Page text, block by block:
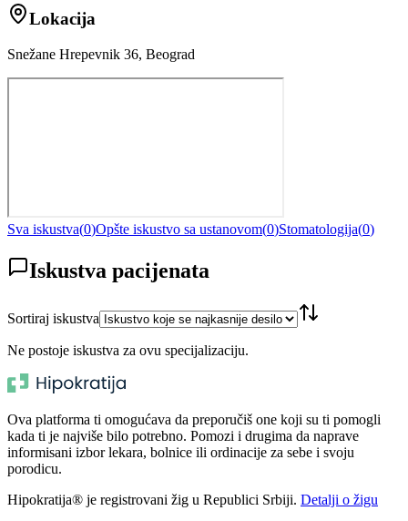
Lokacija
Snežane Hrepevnik 36, Beograd
Sva iskustva(0)Opšte iskustvo sa ustanovom(0)Stomatologija(0)
Iskustva pacijenata
Sortiraj iskustva
Ne postoje iskustva za ovu specijalizaciju.
Ova platforma ti omogućava da preporučiš one koji su ti pomogli
kada ti je najviše bilo potrebno. Pomozi i drugima da naprave
informisani izbor lekara, bolnice ili ordinacije za sebe i svoju
porodicu.
Hipokratija® je registrovani žig u Republici Srbiji. Detalji o žigu